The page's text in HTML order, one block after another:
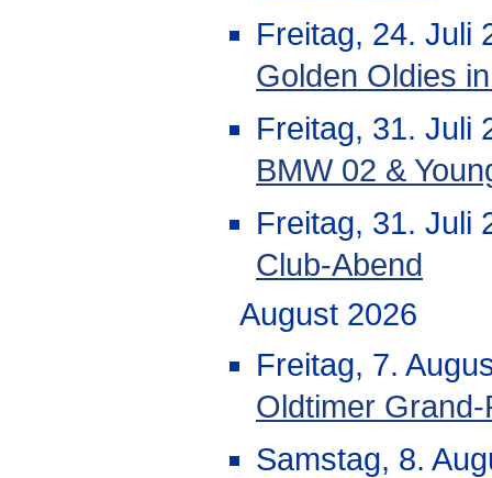
Freitag, 24. Juli
Golden Oldies
Freitag, 31. Juli
BMW 02 &
Freitag, 31. Juli
Club-Abend
August 2026
Freitag, 7.
Oldtimer
Samstag, 8.